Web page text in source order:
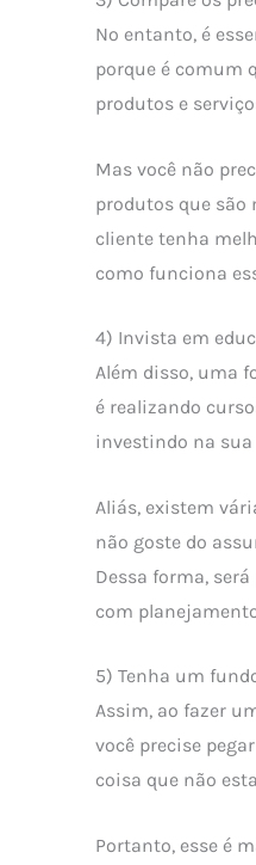
No entanto, é
porque é comum
produtos e
Mas você não
produtos que são
cliente tenha
como funciona
4) Invista em
Além disso, uma
é realizando
investindo na
Aliás, existem
não goste do
Dessa forma,
com
5) Tenha um
Assim, ao fazer
você precise
coisa que não
Portanto, esse é